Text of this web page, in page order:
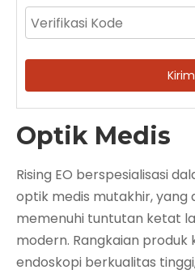
Kirim
Optik Medis
Rising EO berspesialisasi
optik medis mutakhir, yang
memenuhi tuntutan ketat
modern. Rangkaian
endoskopi berkualitas